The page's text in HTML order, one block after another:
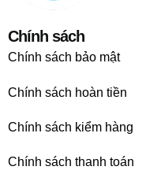
Chính sách
Chính sách bảo mật
Chính sách hoàn tiền
Chính sách kiểm hàng
Chính sách thanh toán